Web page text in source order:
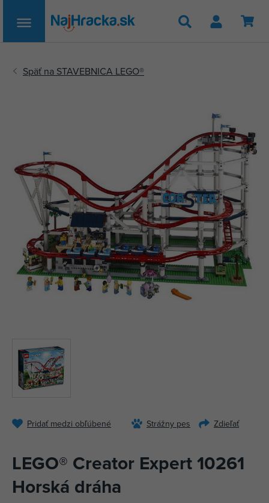
Hľadať
Pridať medzi obľúbené Strážny pes Zdieľať
LEGO® Creator Expert 10261
Horská dráha